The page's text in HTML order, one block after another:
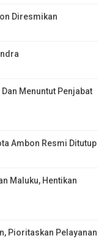
Diresmikan
Menuntut Penjabat
Ambon Resmi Ditutup
Maluku, Hentikan
Pioritaskan Pelayanan